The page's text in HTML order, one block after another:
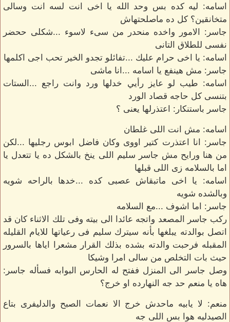
اسامه: ليه كده بس وحد الله يا اخى انت لسه انت وسالى
متخانقين؟ كل ده ماصلحتهاش
جاسر: الامور واخده منحدر من سىء لاسوء ...شكلى ححضر
نفسى للطلاق التانى
اسامه: يا اخى حرام عليك ...تفائلو تجدو الخير تحب اجى اكلمها
جاسر: مش هينفع يا اسامه ...انا ماشى
اسامه: طيب لو عايز رأيي خدلها ورد وانت راجع ...الستات
بتنسى كل حاجه قصاد الورد
جاسر باستنكار: اعتذرلها يعنى ؟
اسامه: مش انت اللى غلطان
جاسر: انا اعتذرت كتير اووى وكان فاضل ابوس رجليها ...لكن
من هنا ورايح مش جاسر سليم اللى ينخ بالشكل ده يا تتعدل يا
اما بالسلامه زى اللى قبلها
اسامه: يا اخى ماتبقاش عصبى كده ...خدها بالراحه شويه
وبالشده شويه
جاسر: اما اشوف ...مع السلامه
ركب جاسر المصعد واتجه عائدا الى بيته وفى تلك الاثناء كان قد
اتصل بوالدته يبلغها بأنه سيترك سليم فى رعياتها للايام القليله
المقبله فرحبت والدته بشده بذلك القرار مشعرا اياها بالسرور
حيث بات التخلص من سالى امرا وشيكا
وصل جاسر الى المنزل ففتح له الحارس البوابه فسأله جاسر:
هاه يا منعم حد جه النهارده او خرج؟
منعم: لا يابيه ماحدش خرج الا نعمات الصبح والدليفرى بتاع
الصيدليه هوا بس اللى جه